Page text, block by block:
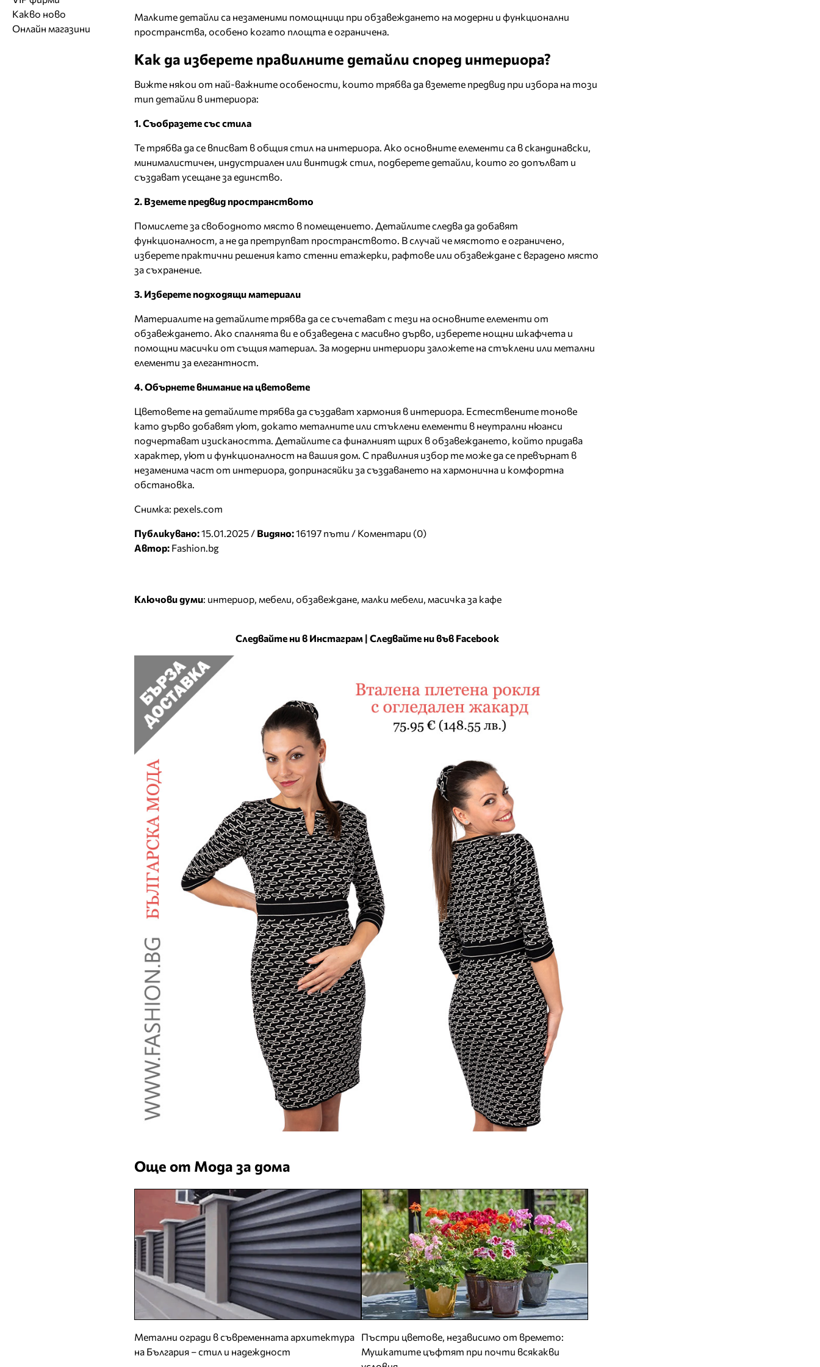
Малките детайли са незаменими помощници при обзавеждането на модерни и функционални
пространства, особено когато площта е ограничена.
Как да изберете правилните детайли според интериора?
Вижте някои от най-важните особености, които трябва да вземете предвид при избора на този
тип детайли в интериора:
1. Съобразете със стила
Те трябва да се вписват в общия стил на интериора. Ако основните елементи са в скандинавски,
минималистичен, индустриален или винтидж стил, подберете детайли, които го допълват и
създават усещане за единство.
2. Вземете предвид пространството
Помислете за свободното място в помещението. Детайлите следва да добавят
функционалност, а не да претрупват пространството. В случай че мястото е ограничено,
изберете практични решения като стенни етажерки, рафтове или обзавеждане с вградено място
за съхранение.
3. Изберете подходящи материали
Материалите на детайлите трябва да се съчетават с тези на основните елементи от
обзавеждането. Ако спалнята ви е обзаведена с масивно дърво, изберете нощни шкафчета и
помощни масички от същия материал. За модерни интериори заложете на стъклени или метални
елементи за елегантност.
4. Обърнете внимание на цветовете
Цветовете на детайлите трябва да създават хармония в интериора. Естествените тонове
като дърво добавят уют, докато металните или стъклени елементи в неутрални нюанси
подчертават изискаността. Детайлите са финалният щрих в обзавеждането, който придава
характер, уют и функционалност на вашия дом. С правилния избор те може да се превърнат в
незаменима част от интериора, допринасяйки за създаването на хармонична и комфортна
обстановка.
Снимка: pexels.com
Публикувано:15.01.2025 / Видяно:16197 пъти / Коментари (0)
Автор: Fashion.bg
Ключови думи: интериор, мебели, обзавеждане, малки мебели, масичка за кафе
Следвайте ни в Инстаграм | Следвайте ни във Facebook
Още от Мода за дома
Метални огради в съвременната архитектура
на България – стил и надеждност
Пъстри цветове, независимо от времето:
Мушкатите цъфтят при почти всякакви
Модни дизайнери
Бутици
Обувки
Други аксесоари
Солариуми
Фитнес и здраве
Работа на ишлеме
CAD/CAM услуги
Модни списания
Сватбени агенции
Магазини за обувки
Магазини за aксесоари
Какво ново
Онлайн магазини